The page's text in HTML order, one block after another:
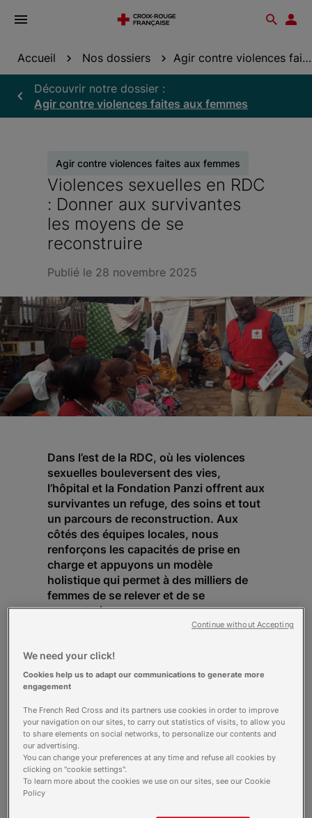
Ouvrir
Accueil Nos dossiers Agir contre violences faites aux femmes
Découvrir notre dossier :
Agir contre violences faites aux femmes
Agir contre violences faites aux femmes
Violences sexuelles en RDC
: Donner aux survivantes
les moyens de se
reconstruire
Publié le 28 novembre 2025
Dans l’est de la RDC, où les violences
sexuelles bouleversent des vies,
l’hôpital et la Fondation Panzi offrent aux
survivantes un refuge, des soins et tout
un parcours de reconstruction. Aux
côtés des équipes locales, nous
renforçons les capacités de prise en
charge et appuyons un modèle
holistique qui permet à des milliers de
femmes de se relever et de se
reconstruire.
la Croix-Rouge française soutient l’hôpital et la
Fondation Panzi, spécialisés dans
l’accompagnement des survivantes de
À Bukavu, dans l’est du pays, les collines du
Sud-Kivu abritent une réalité que les équipes
humanitaires connaissent bien : les violences
sexuelles y sont courantes, ancrées dans un
conflit qui n’en finit pas. Ici, des centaines de
femmes arrivent chaque année à l’hôpital
We need your click!
Cookies help us to adapt our communications to generate more
engagement
The French Red Cross and its partners use cookies in order to improve
your navigation on our sites, to carry out statistics of visits, to allow you
to share elements on social networks, to personalize our contents and
our advertising.
You can change your preferences at any time and refuse all cookies by
clicking on "cookie settings".
To learn more about the cookies we use on our sites, see our Cookie
Policy
Continue without Accepting